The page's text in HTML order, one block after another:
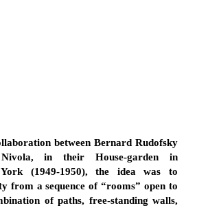
between Bernard Rudofsky
in their House-garden in
(1949-1950), the idea was to
from a sequence of “rooms” open to
of paths, free-standing walls,